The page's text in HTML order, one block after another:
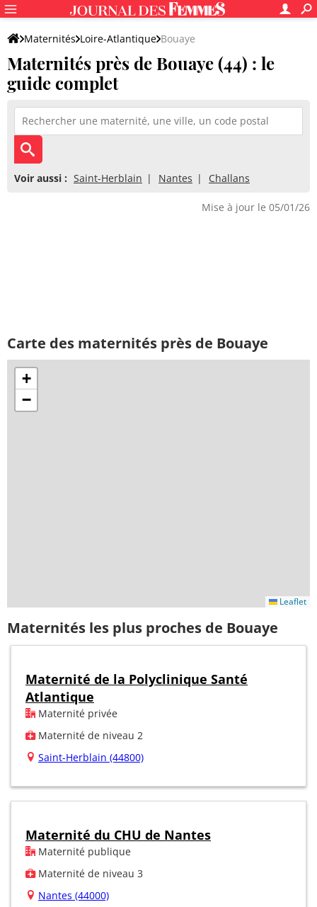
Maternités Loire-Atlantique Bouaye
Maternités près de Bouaye (44) : le
guide complet
Voir aussi : Saint-Herblain Nantes Challans
Mise à jour le 05/01/26
Carte des maternités près de Bouaye
+
−
Leaflet
Maternités les plus proches de Bouaye
Maternité de la Polyclinique Santé
Atlantique
Maternité privée
Maternité de niveau 2
Saint-Herblain (44800)
Maternité du CHU de Nantes
Maternité publique
Maternité de niveau 3
Nantes (44000)